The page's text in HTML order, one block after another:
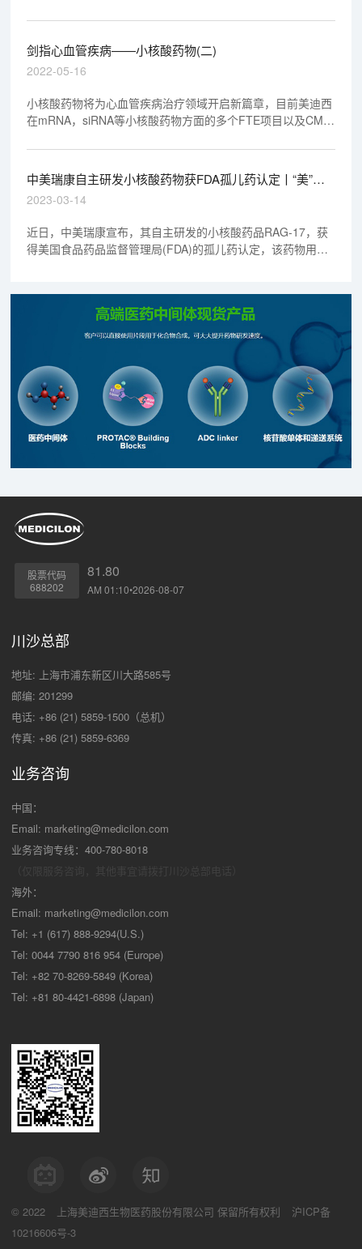
RNA (saRNA)、信使RNA (mRNA)、RNA适配 (Aptamer)等。
剑指心血管疾病——小核酸药物(二)
2022-05-16
小核酸药物将为心血管疾病治疗领域开启新篇章，目前美迪西
在mRNA，siRNA等小核酸药物方面的多个FTE项目以及CMC
中美瑞康自主研发小核酸药物获FDA孤儿药认定丨“美”天
新药事
2023-03-14
近日，中美瑞康宣布，其自主研发的小核酸药品RAG-17，获
得美国食品药品监督管理局(FDA)的孤儿药认定，该药物用于
股票代码
688202
81.80
AM 01:10•2026-08-07
川沙总部
地址: 上海市浦东新区川大路585号
邮编: 201299
电话: +86 (21) 5859-1500（总机）
传真: +86 (21) 5859-6369
业务咨询
中国：
Email: marketing@medicilon.com
业务咨询专线：400-780-8018
海外：
Email: marketing@medicilon.com
Tel: +1 (617) 888-9294(U.S.)
Tel: 0044 7790 816 954 (Europe)
Tel: +82 70-8269-5849 (Korea)
Tel: +81 80-4421-6898 (Japan)
© 2022 上海美迪西生物医药股份有限公司 保留所有权利
沪ICP备
10216606号-3